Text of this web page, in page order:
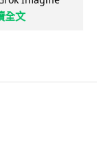
全文